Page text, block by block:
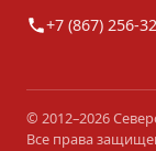
+7 (867) 256-
© 2012–2026
Все права